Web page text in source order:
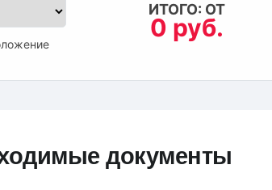
ИТОГО: ОТ
0 руб.
документы